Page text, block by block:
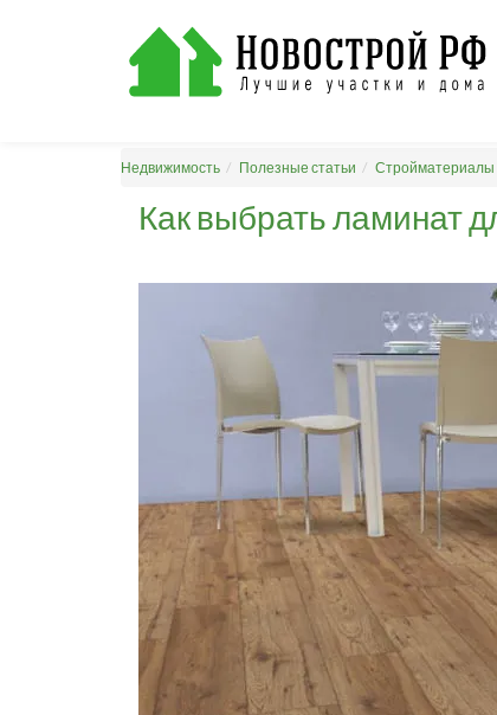
Недвижимость Полезные статьи Стройматериалы
Как выбрать ламинат